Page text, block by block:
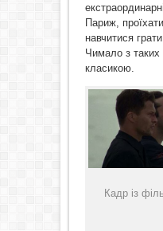
Париж,
навчитися
Чимало з таких
класикою.
Кадр із